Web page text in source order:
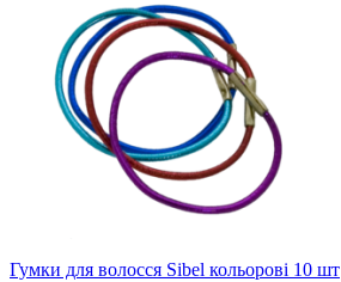
Гумки для волосся Sibel кольорові 10 шт